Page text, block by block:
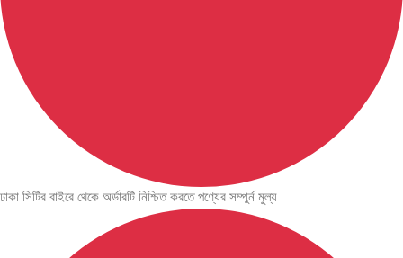
ঢাকা সিটির বাইরে থেকে অর্ডারটি নিশ্চিত করতে পণ্যের সম্পুর্ন মুল্য